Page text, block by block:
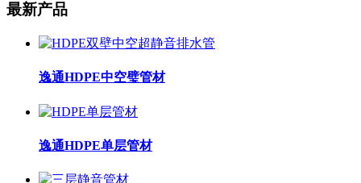
最新产品
逸通HDPE中空璧管材
逸通HDPE单层管材